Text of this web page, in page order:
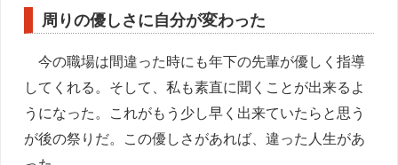
周りの優しさに自分が変わった
今の職場は間違った時にも年下の先輩が優しく指導
してくれる。そして、私も素直に聞くことが出来るよ
うになった。これがもう少し早く出来ていたらと思う
が後の祭りだ。この優しさがあれば、違った人生があ